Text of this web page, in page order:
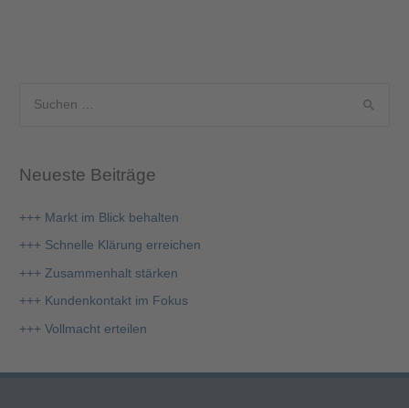
h
c
h
Neueste Beiträge
+++ Markt im Blick behalten
+++ Schnelle Klärung erreichen
+++ Zusammenhalt stärken
+++ Kundenkontakt im Fokus
+++ Vollmacht erteilen